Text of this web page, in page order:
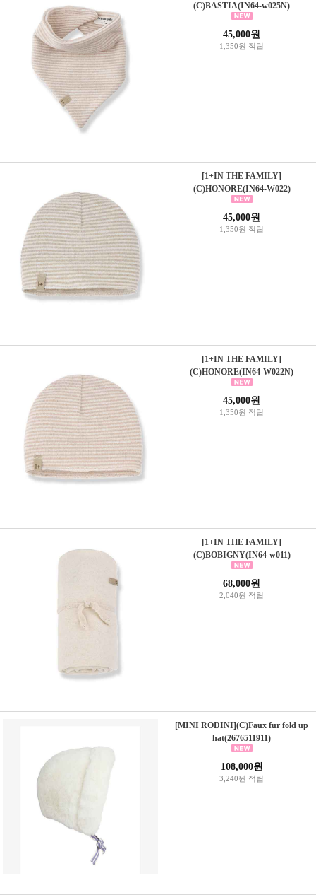
(C)BASTIA(IN64-w025N)
45,000원
1,350원 적립
[1+IN THE FAMILY]
(C)HONORE(IN64-W022)
45,000원
1,350원 적립
[1+IN THE FAMILY]
(C)HONORE(IN64-W022N)
45,000원
1,350원 적립
[1+IN THE FAMILY]
(C)BOBIGNY(IN64-w011)
68,000원
2,040원 적립
[MINI RODINI](C)Faux fur fold up
hat(2676511911)
108,000원
3,240원 적립